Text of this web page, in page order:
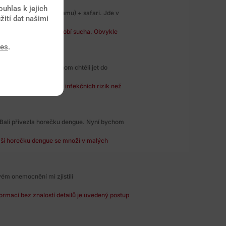
východní Keni (Watamu) + safari. Jde v
vyskytuje i v období sucha. Obvykle
avšak v únoru bychom chtěli jet do
existuje mnohem více infekčních rizik než
přivezla horečku dengue. Nyní bychom
horečku dengue se množí v malých
onemocnění mi zjistili
bez znalostí detailů je uvedený postup
k jejich
dat našimi
.